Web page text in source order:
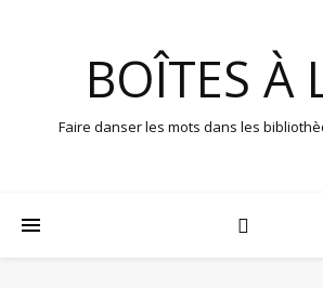
BOÎTES À
Faire danser les mots dans les